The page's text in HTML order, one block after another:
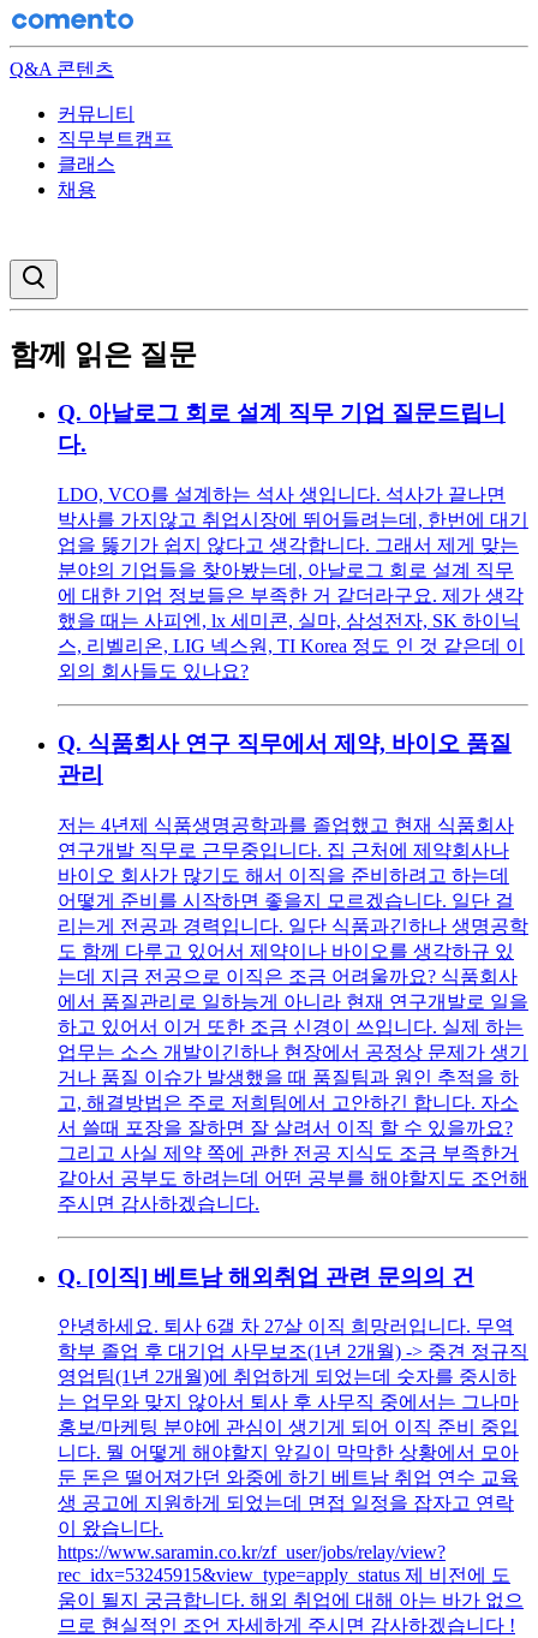
Q&A 콘텐츠
커뮤니티
직무부트캠프
클래스
채용
함께 읽은 질문
Q. 아날로그 회로 설계 직무 기업 질문드립니
다.
LDO, VCO를 설계하는 석사 생입니다. 석사가 끝나면
박사를 가지않고 취업시장에 뛰어들려는데, 한번에 대기
업을 뚫기가 쉽지 않다고 생각합니다. 그래서 제게 맞는
분야의 기업들을 찾아봤는데, 아날로그 회로 설계 직무
에 대한 기업 정보들은 부족한 거 같더라구요. 제가 생각
했을 때는 사피엔, lx 세미콘, 실마, 삼성전자, SK 하이닉
스, 리벨리온, LIG 넥스원, TI Korea 정도 인 것 같은데 이
외의 회사들도 있나요?
Q. 식품회사 연구 직무에서 제약, 바이오 품질
관리
저는 4년제 식품생명공학과를 졸업했고 현재 식품회사
연구개발 직무로 근무중입니다. 집 근처에 제약회사나
바이오 회사가 많기도 해서 이직을 준비하려고 하는데
어떻게 준비를 시작하면 좋을지 모르겠습니다. 일단 걸
리는게 전공과 경력입니다. 일단 식품과긴하나 생명공학
도 함께 다루고 있어서 제약이나 바이오를 생각하규 있
는데 지금 전공으로 이직은 조금 어려울까요? 식품회사
에서 품질관리로 일하능게 아니라 현재 연구개발로 일을
하고 있어서 이거 또한 조금 신경이 쓰입니다. 실제 하는
업무는 소스 개발이긴하나 현장에서 공정상 문제가 생기
거나 품질 이슈가 발생했을 때 품질팀과 원인 추적을 하
고, 해결방법은 주로 저희팀에서 고안하긴 합니다. 자소
서 쓸때 포장을 잘하면 잘 살려서 이직 할 수 있을까요?
그리고 사실 제약 쪽에 관한 전공 지식도 조금 부족한거
같아서 공부도 하려는데 어떤 공부를 해야할지도 조언해
주시면 감사하겠습니다.
Q. [이직] 베트남 해외취업 관련 문의의 건
안녕하세요. 퇴사 6갤 차 27살 이직 희망러입니다. 무역
학부 졸업 후 대기업 사무보조(1년 2개월) -> 중견 정규직
영업팀(1년 2개월)에 취업하게 되었는데 숫자를 중시하
는 업무와 맞지 않아서 퇴사 후 사무직 중에서는 그나마
홍보/마케팅 분야에 관심이 생기게 되어 이직 준비 중입
니다. 뭘 어떻게 해야할지 앞길이 막막한 상황에서 모아
둔 돈은 떨어져가던 와중에 하기 베트남 취업 연수 교육
생 공고에 지원하게 되었는데 면접 일정을 잡자고 연락
이 왔습니다.
https://www.saramin.co.kr/zf_user/jobs/relay/view?
rec_idx=53245915&view_type=apply_status 제 비전에 도
움이 될지 궁금합니다. 해외 취업에 대해 아는 바가 없으
므로 현실적인 조언 자세하게 주시면 감사하겠습니다 !